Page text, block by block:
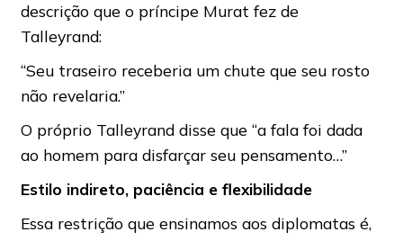
descrição que o príncipe Murat fez de
Talleyrand:
“Seu traseiro receberia um chute que seu rosto
não revelaria.”
O próprio Talleyrand disse que “a fala foi dada
ao homem para disfarçar seu pensamento…”
Estilo indireto, paciência e flexibilidade
Essa restrição que ensinamos aos diplomatas é,